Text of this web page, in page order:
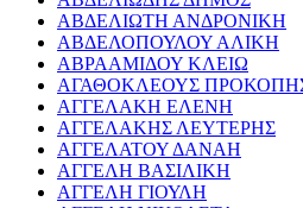
ΑΒΔΕΛΙΩΤΗ ΑΝΔΡΟΝΙΚΗ
ΑΒΔΕΛΟΠΟΥΛΟΥ ΑΛΙΚΗ
ΑΒΡΑΑΜΙΔΟΥ ΚΛΕΙΩ
ΑΓΑΘΟΚΛΕΟΥΣ
ΑΓΓΕΛΑΚΗ ΕΛΕΝΗ
ΑΓΓΕΛΑΚΗΣ ΛΕΥΤΕΡΗΣ
ΑΓΓΕΛΑΤΟΥ ΔΑΝΑΗ
ΑΓΓΕΛΗ ΒΑΣΙΛΙΚΗ
ΑΓΓΕΛΗ ΓΙΟΥΛΗ